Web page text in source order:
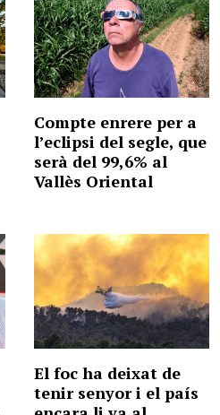
Compte enrere per a
l’eclipsi del segle, que
serà del 99,6% al
Vallès Oriental
El foc ha deixat de
tenir senyor i el país